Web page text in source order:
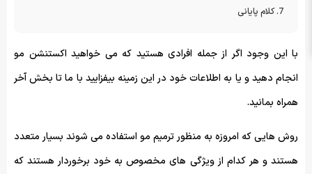
کلام پایانی
با این وجود اگر از جمله افرادی هستید که می خواهید اکستنشن مو
انجام دهید و یا به اطلاعات خود در این زمینه بیفزایید با ما تا بخش آخر
همراه بمانید.
روش هایی که امروزه به منظور ترمیم مو استفاده می شوند بسیار متعدد
هستند و هر کدام از ویژگی های مخصوص به خود برخوردار هستند که